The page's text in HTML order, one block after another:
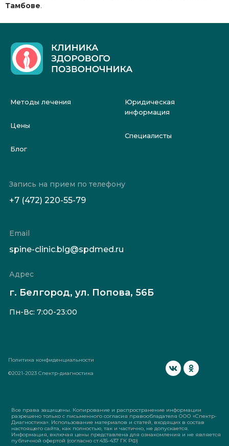
Тамбове.
Методы лечения
Цены
Блог
Юридическая
информация
Специалисты
Запись на прием по телефону
+7 (472) 220-55-79
Email
spine-clinic.blg@spdmed.ru
Адрес
г. Белгород, ул. Попова, 56Б
Пн-Вс: 7:00-23:00
Политика конфиденциальности
©2021-2023 Спектр-диагностика
Все права защищены. Копирование и распространение информации
разрешено только с письменного согласия правообладателя ООО «Спектр-
Диагностика». Использование материалов и статей, входящих в состав
настоящего сайта, как полностью, так и частично, не допускается.
Информация, включая цены представлена для ознакомления и не является
публичной офертой (согласно ст.435-437 ГК РФ)